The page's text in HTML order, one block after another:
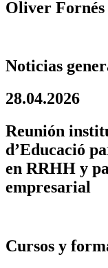
Oliver Fornés
Noticias
28.04.2026
Reunión
d’Educació
en RRHH y
empresarial
Cursos y